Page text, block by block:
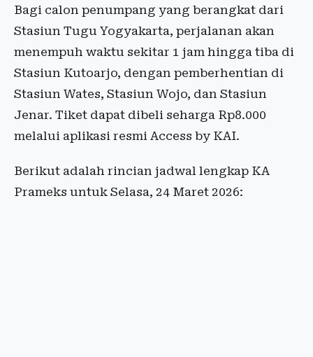
Bagi calon penumpang yang berangkat dari
Stasiun Tugu Yogyakarta, perjalanan akan
menempuh waktu sekitar 1 jam hingga tiba di
Stasiun Kutoarjo, dengan pemberhentian di
Stasiun Wates, Stasiun Wojo, dan Stasiun
Jenar. Tiket dapat dibeli seharga Rp8.000
melalui aplikasi resmi Access by KAI.
Berikut adalah rincian jadwal lengkap KA
Prameks untuk Selasa, 24 Maret 2026: